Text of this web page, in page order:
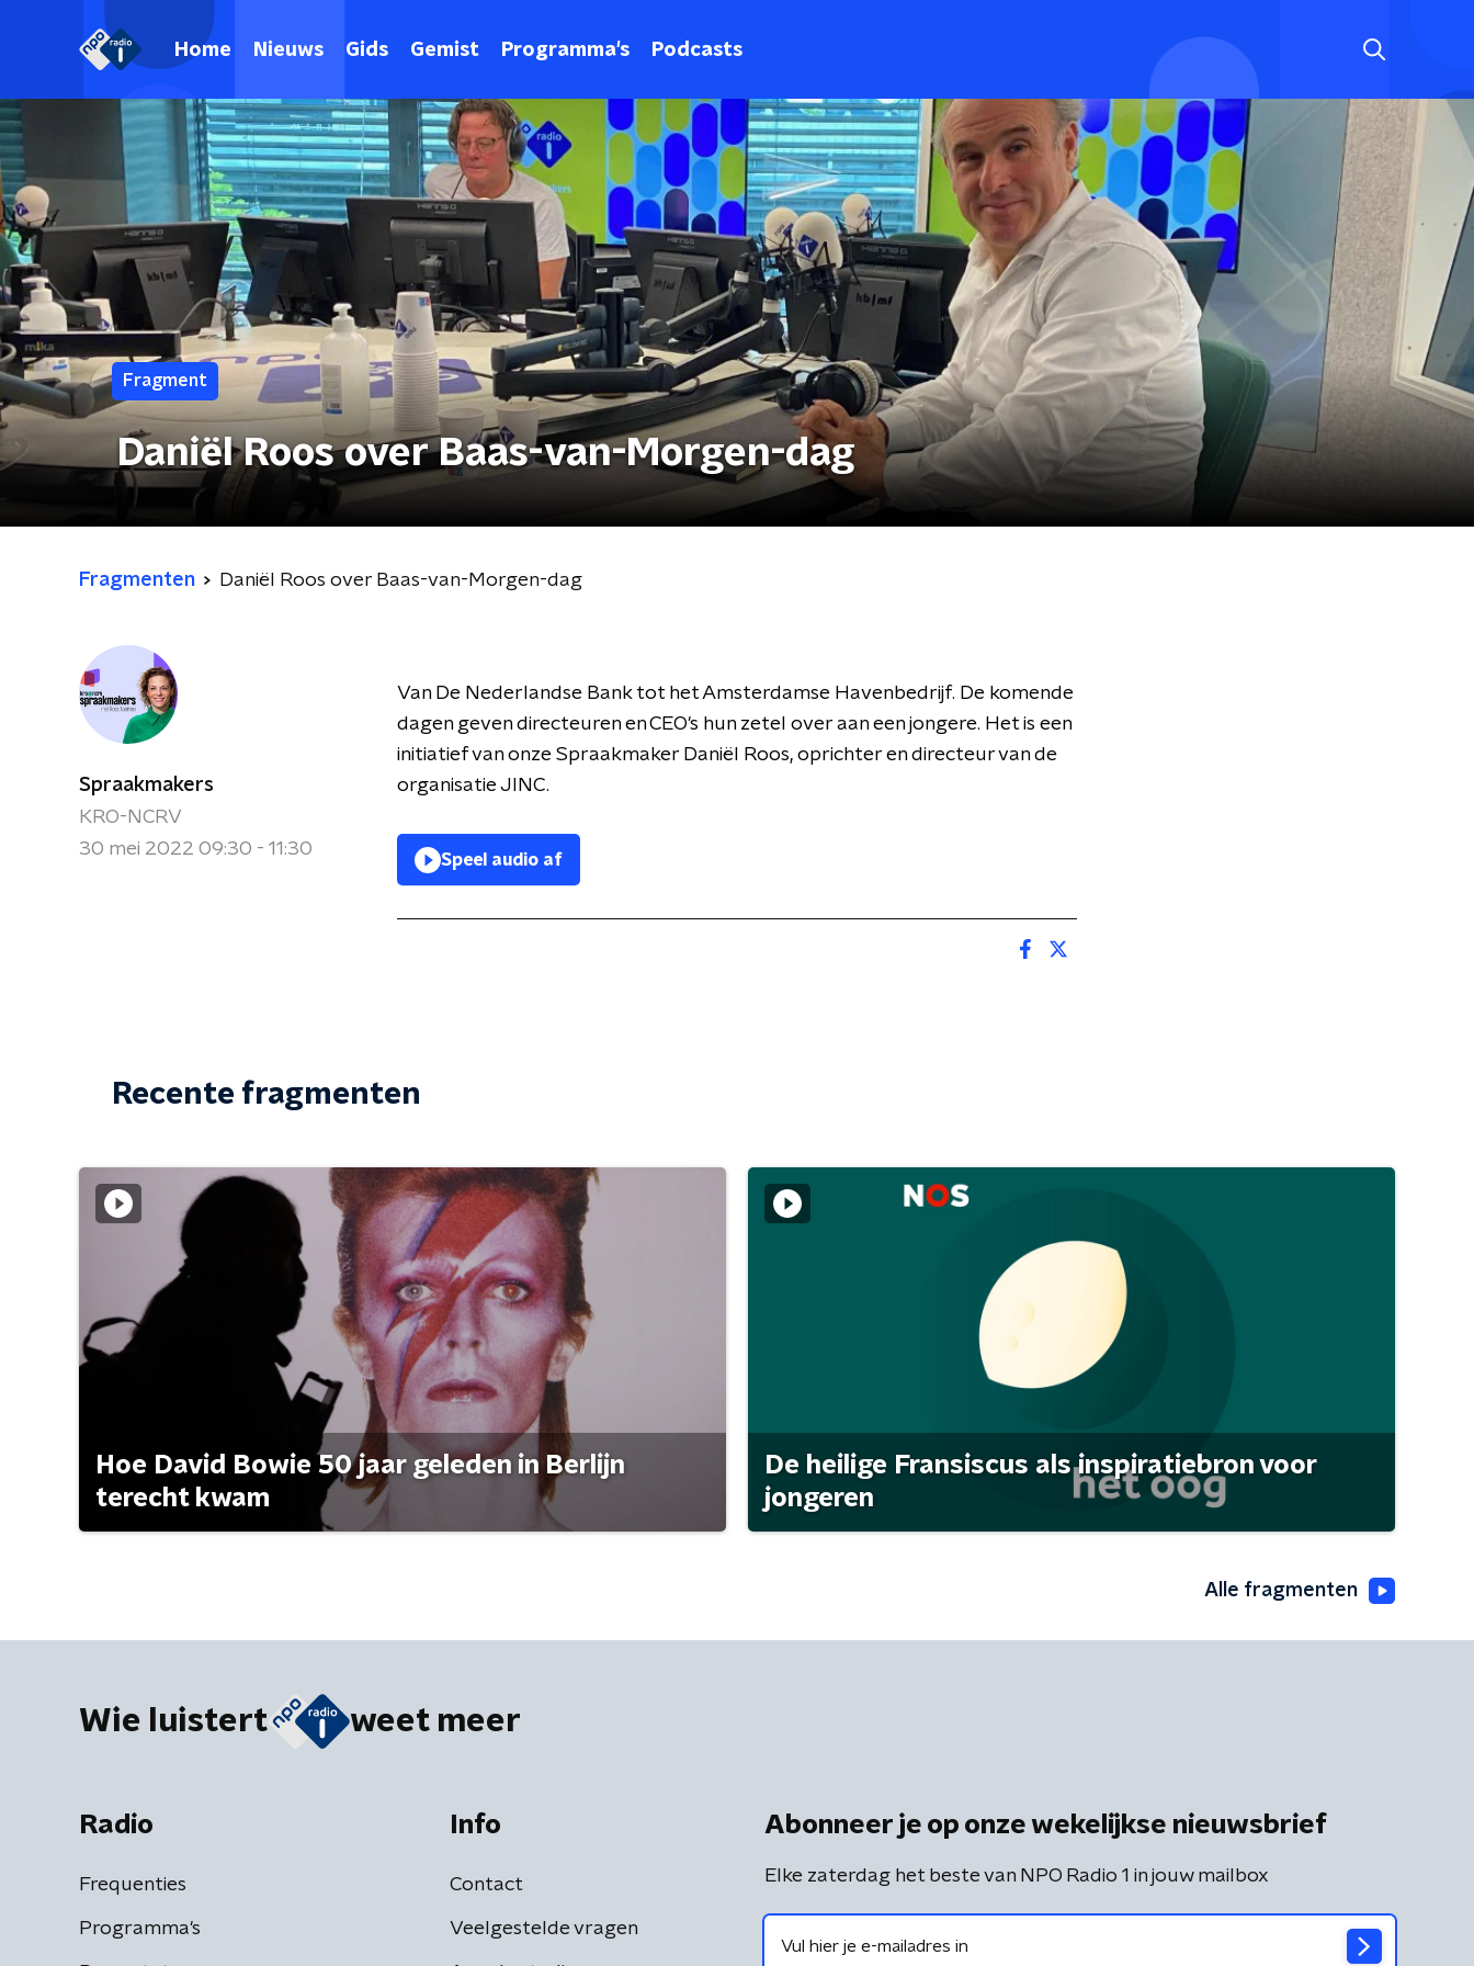
Home Nieuws Gids Gemist Programma's Podcasts
Fragment
Daniël Roos over Baas-van-Morgen-dag
Fragmenten Daniël Roos over Baas-van-Morgen-dag
Spraakmakers
KRO-NCRV
30 mei 2022 09:30 - 11:30
Van De Nederlandse Bank tot het Amsterdamse Havenbedrijf. De komende
dagen geven directeuren en CEO's hun zetel over aan een jongere. Het is een
initiatief van onze Spraakmaker Daniël Roos, oprichter en directeur van de
organisatie JINC.
Speel audio af
Recente fragmenten
Hoe David Bowie 50 jaar geleden in Berlijn
terecht kwam
De heilige Fransiscus als inspiratiebron voor
jongeren
Alle fragmenten
Wie luistert weet meer
Radio
Frequenties
Programma's
Info
Contact
Veelgestelde vragen
Abonneer je op onze wekelijkse nieuwsbrief
Elke zaterdag het beste van NPO Radio 1 in jouw mailbox